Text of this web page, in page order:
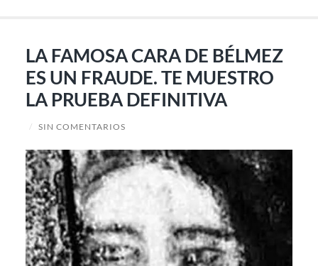
LA FAMOSA CARA DE BÉLMEZ
ES UN FRAUDE. TE MUESTRO
LA PRUEBA DEFINITIVA
/ SIN COMENTARIOS